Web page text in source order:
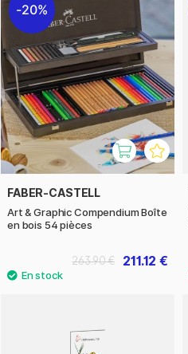
20%
FABER-CASTELL
Art & Graphic Compendium Boîte
en bois 54 pièces
211.12 €
263.90 €